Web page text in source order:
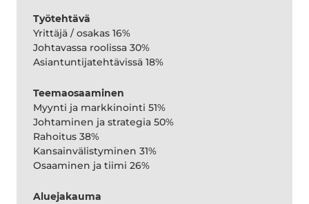
Työtehtävä
Yrittäjä / osakas 16%
Johtavassa roolissa 30%
Asiantuntijatehtävissä 18%
Teemaosaaminen
Myynti ja markkinointi 51%
Johtaminen ja strategia 50%
Rahoitus 38%
Kansainvälistyminen 31%
Osaaminen ja tiimi 26%
Aluejakauma